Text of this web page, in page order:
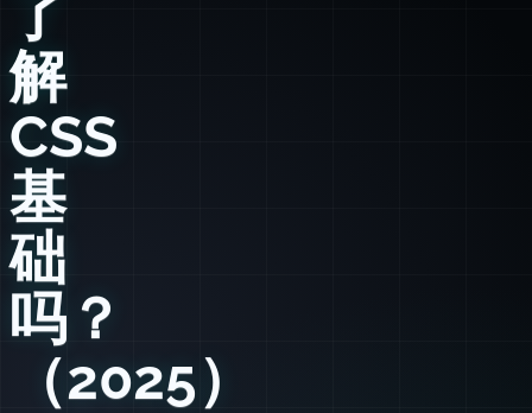
了
解
CSS
基
础
吗？
（2025）